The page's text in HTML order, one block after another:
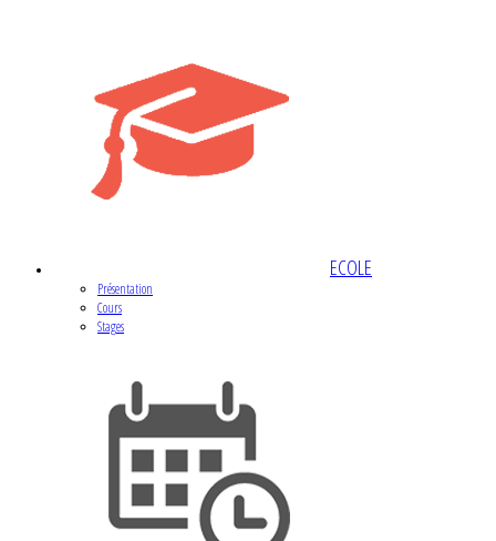
ECOLE
Présentation
Cours
Stages